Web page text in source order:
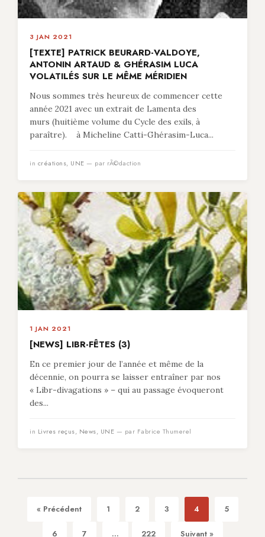
3 JAN 2021
[TEXTE] PATRICK BEURARD-VALDOYE,
ANTONIN ARTAUD & GHÉRASIM LUCA
VOLATILÉS SUR LE MÊME MÉRIDIEN
Nous sommes très heureux de commencer cette
année 2021 avec un extrait de Lamenta des
murs (huitième volume du Cycle des exils, à
paraître). à Micheline Catti-Ghérasim-Luca...
in créations, UNE — par rÃ©daction
1 JAN 2021
[NEWS] LIBR-FÊTES (3)
En ce premier jour de l’année et même de la
décennie, on pourra se laisser entraîner par nos
« Libr-divagations » – qui au passage évoqueront
des...
in Livres reçus, News, UNE — par Fabrice Thumerel
« Précédent 1 2 3 4 5
6 7 ... 222 Suivant »